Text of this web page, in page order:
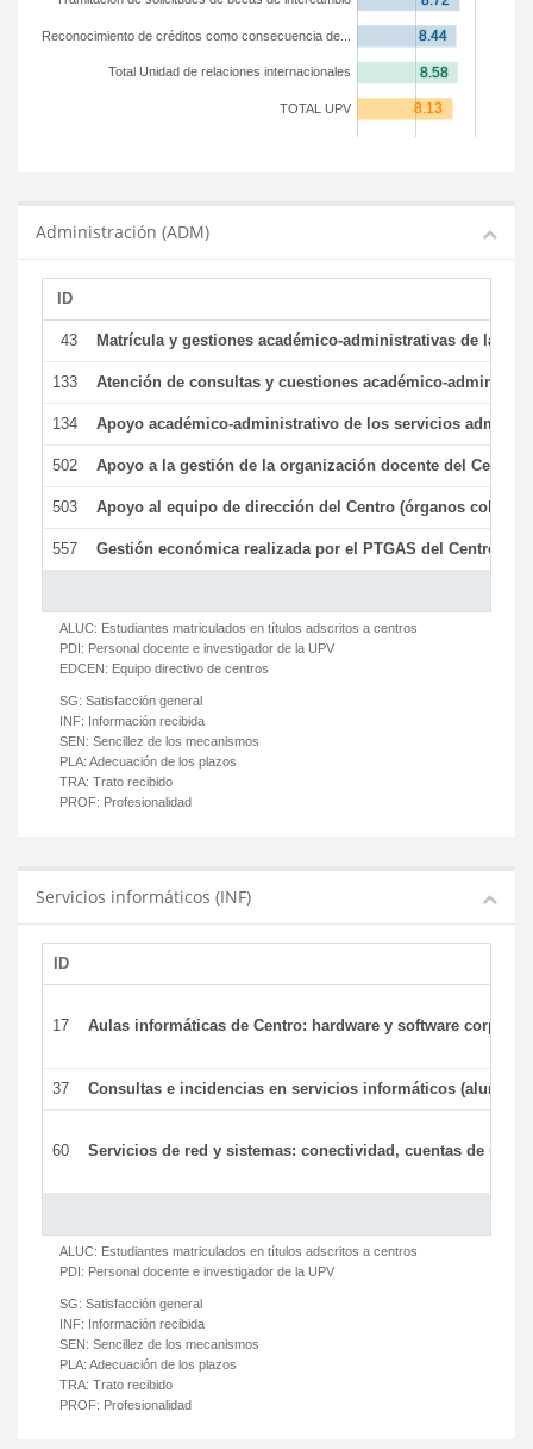
TOTAL UPV
Total Unidad de relaciones internacionales
Reconocimiento de créditos como consecuencia de...
Administración (ADM)
ID
43 Matrícula y gestiones académico-administrativas de la
133 Atención de consultas y cuestiones académico-
134 Apoyo académico-administrativo de los servicios
502 Apoyo a la gestión de la organización docente del Centro
503 Apoyo al equipo de dirección del Centro (órganos
557 Gestión económica realizada por el PTGAS del Centro
ALUC: Estudiantes matriculados en títulos adscritos a centros
PDI: Personal docente e investigador de la UPV
EDCEN: Equipo directivo de centros
SG: Satisfacción general
INF: Información recibida
SEN: Sencillez de los mecanismos
PLA: Adecuación de los plazos
TRA: Trato recibido
PROF: Profesionalidad
Servicios informáticos (INF)
ID
17 Aulas informáticas de Centro: hardware y software
37 Consultas e incidencias en servicios informáticos (alumnos)
60 Servicios de red y sistemas: conectividad, cuentas de
ALUC: Estudiantes matriculados en títulos adscritos a centros
PDI: Personal docente e investigador de la UPV
SG: Satisfacción general
INF: Información recibida
SEN: Sencillez de los mecanismos
PLA: Adecuación de los plazos
TRA: Trato recibido
PROF: Profesionalidad